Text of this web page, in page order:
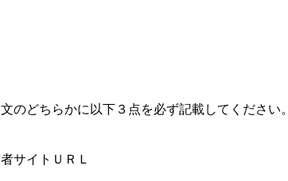
のどちらかに以下３点を必ず記載してください。
サイトＵＲＬ